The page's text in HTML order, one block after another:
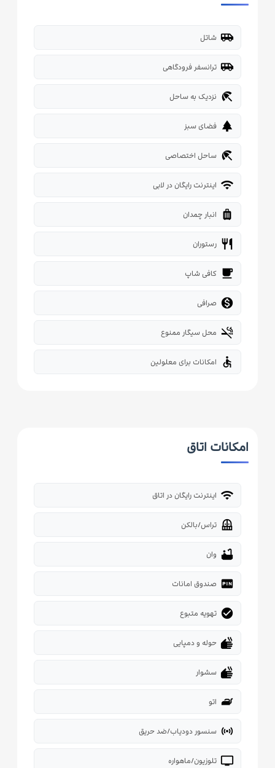
airport_shuttle شاتل
airport_shuttle ترانسفر فرودگاهی
beach_access نزدیک به ساحل
park فضای سبز
beach_access ساحل اختصاصی
wifi اینترنت رایگان در لابی
luggage انبار چمدان
restaurant رستوران
local_cafe کافی شاپ
 صرافی
smoke_free محل سیگار ممنوع
accessible امکانات برای معلولین
امکانات اتاق
wifi اینترنت رایگان در اتاق
balcony تراس/بالکن
bathtub وان
fiber_pin صندوق امانات
check_circle تهویه متبوع
dry حوله و دمپایی
dry سشوار
iron اتو
sensors سنسور دودیاب/ضد حریق
tv تلوزیون/ماهواره